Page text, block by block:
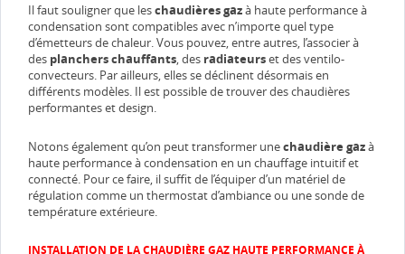
Il faut souligner que leschaudières gazà haute performance à
condensation sont compatibles avec n’importe quel type
d’émetteurs de chaleur. Vous pouvez, entre autres, l’associer à
des planchers chauffants, des radiateurset des ventilo-
convecteurs. Par ailleurs, elles se déclinent désormais en
différents modèles. Il est possible de trouver des chaudières
performantes et design.
Notons également qu’on peut transformer unechaudière gazà
haute performance à condensation en un chauffage intuitif et
connecté. Pour ce faire, il suffit de l’équiper d’un matériel de
régulation comme un thermostat d’ambiance ou une sonde de
température extérieure.
INSTALLATION DE LA CHAUDIÈRE GAZ HAUTE PERFORMANCE À